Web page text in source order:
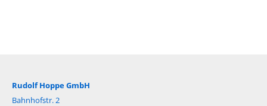
Rudolf Hoppe GmbH
Bahnhofstr. 2